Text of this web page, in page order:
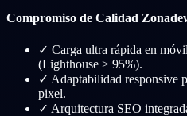
Compromiso de Calidad
✓ Carga ultra rápida en
(Lighthouse > 95%).
✓ Adaptabilidad responsive
pixel.
✓ Arquitectura SEO